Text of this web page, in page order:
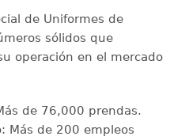
de Uniformes de
sólidos que
operación en el mercado
de 76,000 prendas.
Más de 200 empleos